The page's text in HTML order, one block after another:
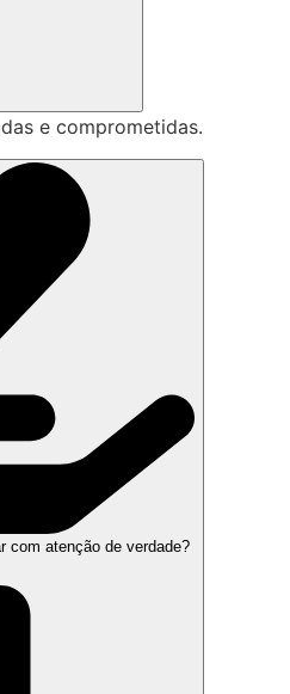
e comprometidas.
com atenção de verdade?